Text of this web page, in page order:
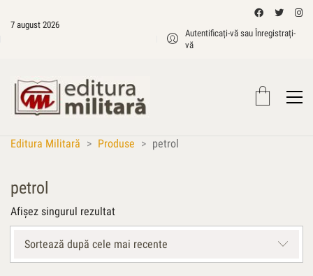
7 august 2026
Autentificați-vă sau Înregistrați-
vă
Editura Militară > Produse > petrol
petrol
Afișez singurul rezultat
Sortează după cele mai recente